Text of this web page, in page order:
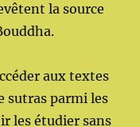
la source
aux textes
sutras parmi les
les étudier sans